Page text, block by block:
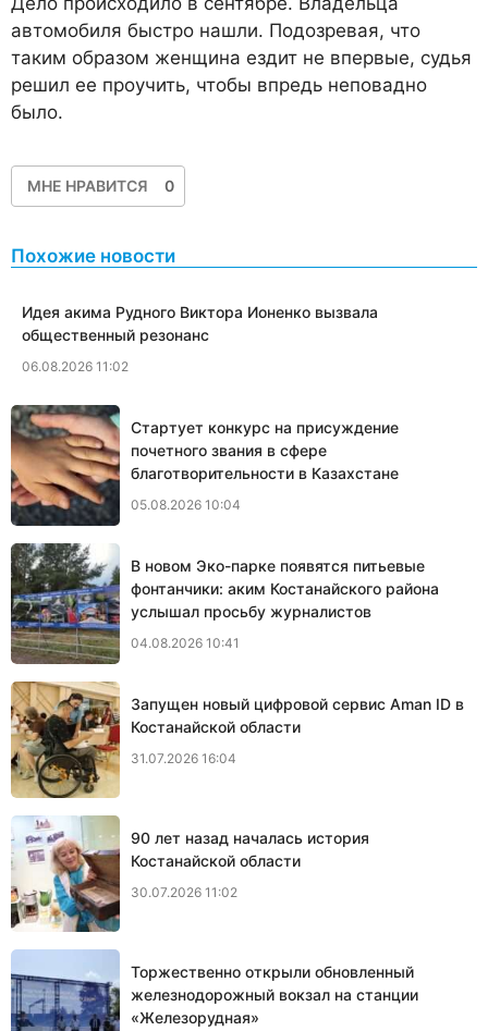
автомобиля быстро нашли. Подозревая, что
таким образом женщина ездит не впервые, судья
решил ее проучить, чтобы впредь неповадно
было.
МНЕ НРАВИТСЯ 0
Похожие новости
Идея акима Рудного Виктора Ионенко вызвала
общественный резонанс
06.08.2026 11:02
Стартует конкурс на присуждение
почетного звания в сфере
благотворительности в Казахстане
05.08.2026 10:04
В новом Эко-парке появятся питьевые
фонтанчики: аким Костанайского района
услышал просьбу журналистов
04.08.2026 10:41
Запущен новый цифровой сервис Aman ID в
Костанайской области
31.07.2026 16:04
90 лет назад началась история
Костанайской области
30.07.2026 11:02
Торжественно открыли обновленный
железнодорожный вокзал на станции
«Железорудная»